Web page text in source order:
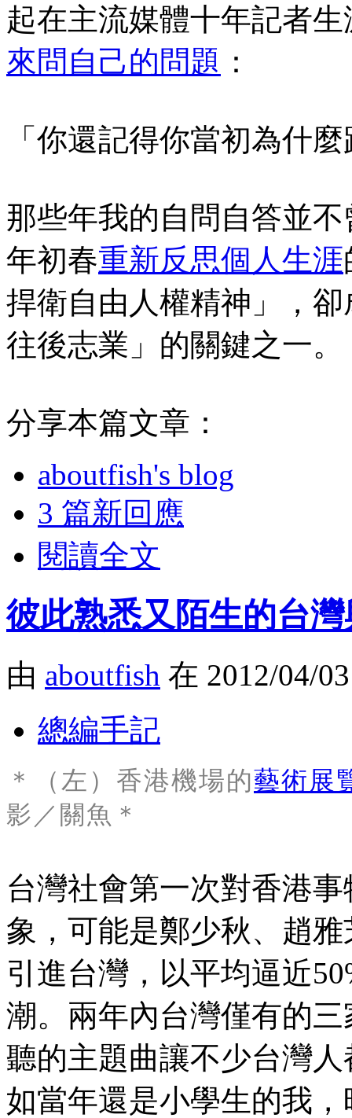
起在主流媒體十年記者
來問自己的問題 ：
「你還記得你當初為什
那些年我的自問自答並
年初春重新反思個人生涯
捍衛自由人權精神」，
往後志業」的關鍵之一。
分享本篇文章：
aboutfish's blog
3 篇新回應
閱讀全文
彼此熟悉又陌生的台
由 aboutfish 在 2012/04/
總編手記
＊（左）香港機場的藝術展
影／關魚 ＊
台灣社會第一次對香港
象，可能是鄭少秋、趙
引進台灣，以平均逼近
潮。兩年內台灣僅有的
聽的主題曲讓不少台灣
如當年還是小學生的我